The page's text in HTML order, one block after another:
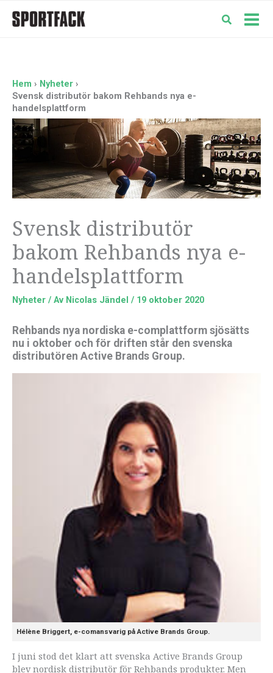
Hem
Nyheter
Svensk distributör bakom Rehbands nya e-
handelsplattform
Svensk distributör
bakom Rehbands nya e-
handelsplattform
Nyheter / Av Nicolas Jändel / 19 oktober 2020
Rehbands nya nordiska e-complattform sjösätts
nu i oktober och för driften står den svenska
distributören Active Brands Group.
Hélène Briggert, e-comansvarig på Active Brands Group.
I juni stod det klart att svenska Active Brands Group
blev nordisk distributör för Rehbands produkter. Men